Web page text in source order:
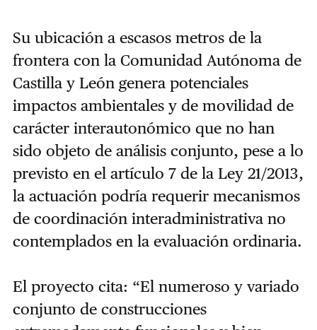
Su ubicación a escasos metros de la
frontera con la Comunidad Autónoma de
Castilla y León genera potenciales
impactos ambientales y de movilidad de
carácter interautonómico que no han
sido objeto de análisis conjunto, pese a lo
previsto en el artículo 7 de la Ley 21/2013,
la actuación podría requerir mecanismos
de coordinación interadministrativa no
contemplados en la evaluación ordinaria.
El proyecto cita: “El numeroso y variado
conjunto de construcciones